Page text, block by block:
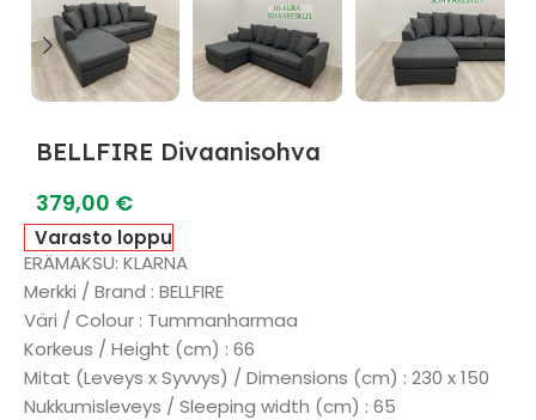
BELLFIRE Divaanisohva
379,00 €
Varasto loppu
ERÄMAKSU: KLARNA
Merkki / Brand : BELLFIRE
Väri / Colour : Tummanharmaa
Korkeus / Height (cm) : 66
Mitat (Leveys x Syvvys) / Dimensions (cm) : 230 x 150
Nukkumisleveys / Sleeping width (cm) : 65